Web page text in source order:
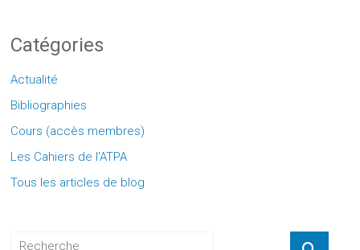
Catégories
Actualité
Bibliographies
Cours (accès membres)
Les Cahiers de l'ATPA
Tous les articles de blog